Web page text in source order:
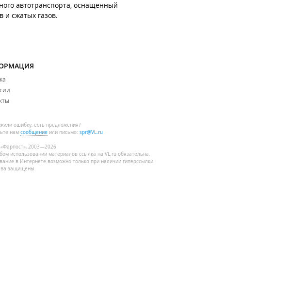
автотранспорта, оснащенный
и сжатых газов.
ошибку, есть предложения?
нам сообщение или письмо: spr@VL.ru
2003—2026
использовании материалов ссылка на VL.ru обязательна.
в Интернете возможно только при наличии гиперссылки.
защищены.